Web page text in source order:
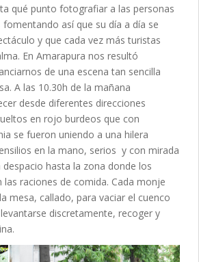
qué punto fotografiar a las personas
así que su día a día se
y que cada vez más turistas
En Amarapura nos resultó
de una escena tan sencilla
A las 10.30h de la mañana
desde diferentes direcciones
en rojo burdeos que con
se fueron uniendo a una hilera
en la mano, serios y con mirada
hasta la zona donde los
raciones de comida. Cada monje
mesa, callado, para vaciar el cuenco
discretamente, recoger y